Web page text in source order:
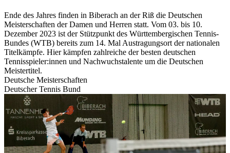
Ende des Jahres finden in Biberach an der Riß die Deutschen
Meisterschaften der Damen und Herren statt. Vom 03. bis 10.
Dezember 2023 ist der Stützpunkt des Württembergischen Tennis-
Bundes (WTB) bereits zum 14. Mal Austragungsort der nationalen
Titelkämpfe. Hier kämpfen zahlreiche der besten deutschen
Tennisspieler:innen und Nachwuchstalente um die Deutschen
Meistertitel.
Deutsche Meisterschaften
Deutscher Tennis Bund